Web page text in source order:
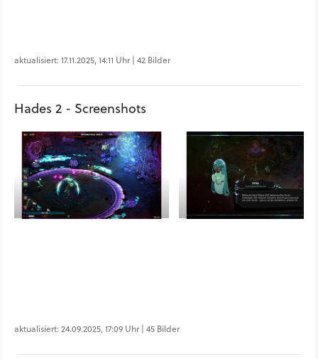
aktualisiert: 17.11.2025, 14:11 Uhr | 42 Bilder
Hades 2 - Screenshots
aktualisiert: 24.09.2025, 17:09 Uhr | 45 Bilder